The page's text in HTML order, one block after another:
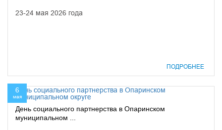
23-24 мая 2026 года
ПОДРОБНЕЕ
6
мая
День социального партнерства в Опаринском
муниципальном ...